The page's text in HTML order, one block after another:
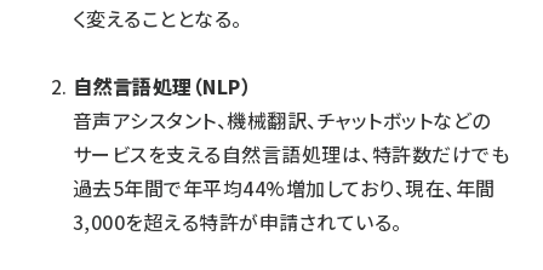
く変えることとなる。
自然言語処理（NLP）
音声アシスタント、機械翻訳、チャットボットなどの
サービスを支える自然言語処理は、特許数だけでも
過去5年間で年平均44%増加しており、現在、年間
3,000を超える特許が申請されている。